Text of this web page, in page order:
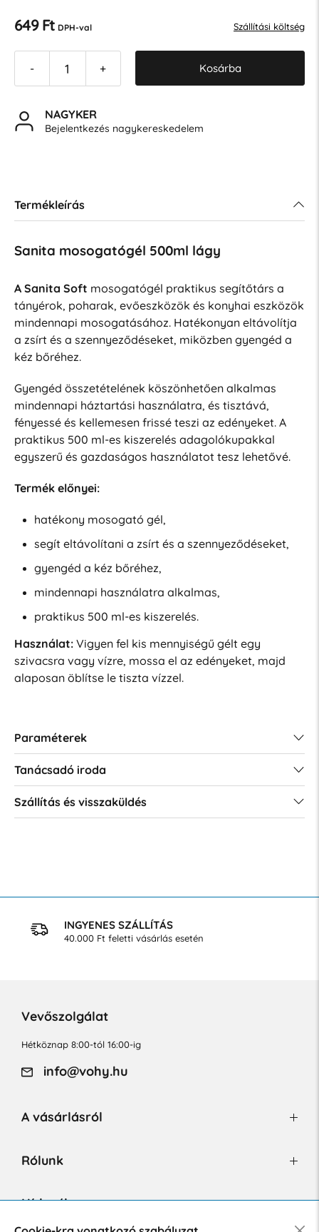
649 Ft DPH-val Szállítási költség
- + Kosárba
NAGYKER
Bejelentkezés nagykereskedelem
Termékleírás
Sanita mosogatógél 500ml lágy
A Sanita Soft mosogatógél praktikus segítőtárs a
tányérok, poharak, evőeszközök és konyhai eszközök
mindennapi mosogatásához. Hatékonyan eltávolítja
a zsírt és a szennyeződéseket, miközben gyengéd a
kéz bőréhez.
Gyengéd összetételének köszönhetően alkalmas
mindennapi háztartási használatra, és tisztává,
fényessé és kellemesen frissé teszi az edényeket. A
praktikus 500 ml-es kiszerelés adagolókupakkal
egyszerű és gazdaságos használatot tesz lehetővé.
Termék előnyei:
hatékony mosogató gél,
segít eltávolítani a zsírt és a szennyeződéseket,
gyengéd a kéz bőréhez,
mindennapi használatra alkalmas,
praktikus 500 ml-es kiszerelés.
Használat:Vigyen fel kis mennyiségű gélt egy
szivacsra vagy vízre, mossa el az edényeket, majd
alaposan öblítse le tiszta vízzel.
Paraméterek
Tanácsadó iroda
Szállítás és visszaküldés
INGYENES SZÁLLÍTÁS
40.000 Ft feletti vásárlás esetén
Vevőszolgálat
Hétköznap 8:00-tól 16:00-ig
info@vohy.hu
A vásárlásról
Rólunk
Hírlevél